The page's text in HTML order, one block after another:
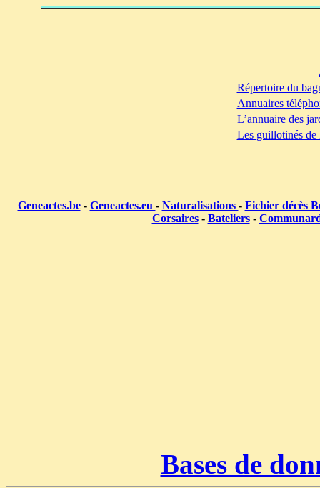
Répertoire du
Annuaires
L’annuaire des
Les guillotinés de
Geneactes.be- Geneactes.eu - Naturalisations - Fichier décès
Corsaires- Bateliers-
Bases de